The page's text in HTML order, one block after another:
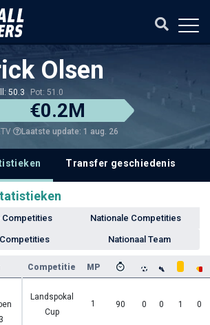
Olsen
50.3 Pot: 51.0
€0.2M
Laatste update: 1 aug. 26
Transfer geschiedenis
Competities Nationale Competities
Nationaal Team
Competitie MP
Landspokal
Cup
1 90 0 0 1 0